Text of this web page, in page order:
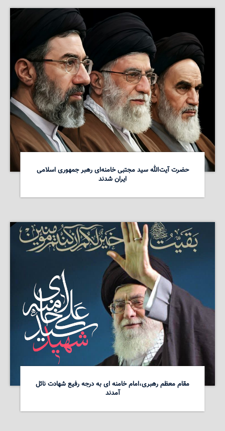
حضرت آیت‌الله سید مجتبی خامنه‌ای رهبر جمهوری اسلامی
ایران شدند
مقام معظم رهبری،امام خامنه ای به درجه رفیع شهادت نائل
آمدند